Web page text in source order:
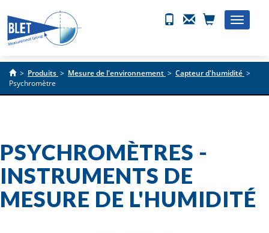
Toggle
> Produits > Mesure de l'environnement > Capteur d'humidité >
Psychromètre
PSYCHROMÈTRES -
INSTRUMENTS DE
MESURE DE L'HUMIDITÉ